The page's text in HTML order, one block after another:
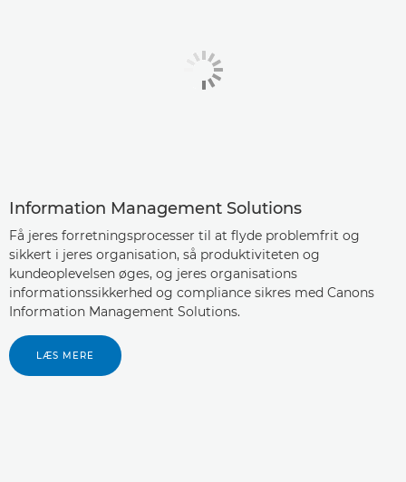
Information Management Solutions
Få jeres forretningsprocesser til at flyde problemfrit og
sikkert i jeres organisation, så produktiviteten og
kundeoplevelsen øges, og jeres organisations
informationssikkerhed og compliance sikres med Canons
Information Management Solutions.
LÆS MERE